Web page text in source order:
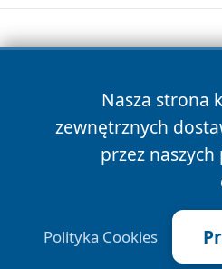
Nasza strona
zewnętrznych
przez
Polityka Cookies